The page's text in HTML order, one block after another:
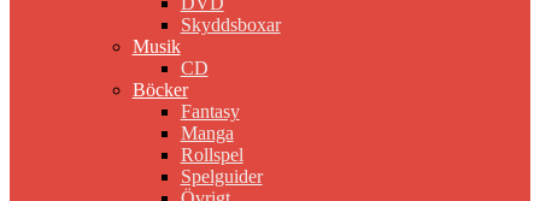
Skyddsboxar
Musik
CD
Böcker
Fantasy
Manga
Rollspel
Spelguider